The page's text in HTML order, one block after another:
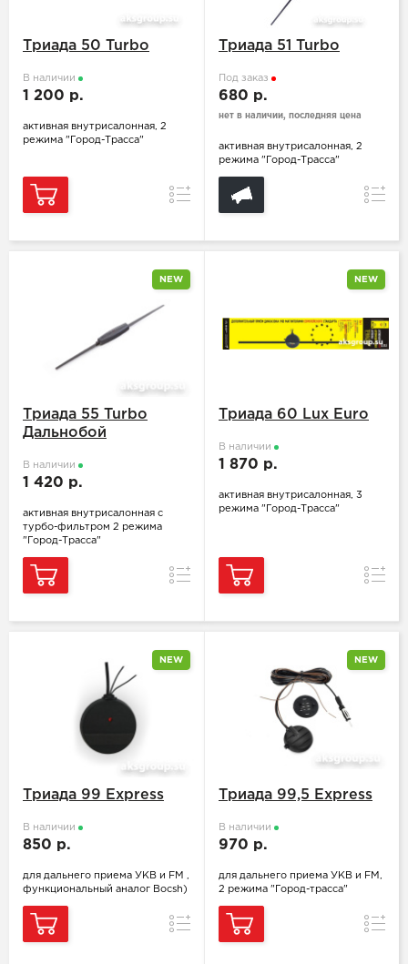
Триада 50 Turbo
В наличии
1 200 р.
активная внутрисалонная, 2
режима "Город-Трасса"
Сравнение
Триада 51 Turbo
Под заказ
680 р.
нет в наличии, последняя цена
активная внутрисалонная, 2
режима "Город-Трасса"
NEW
Триада 55 Turbo
Дальнобой
В наличии
1 420 р.
активная внутрисалонная с
турбо-фильтром 2 режима
"Город-Трасса"
Сравнение
NEW
Триада 60 Lux Euro
В наличии
1 870 р.
активная внутрисалонная, 3
режима "Город-Трасса"
NEW
Триада 99 Express
В наличии
850 р.
для дальнего приема УКВ и FM ,
функциональный аналог Bocsh)
Сравнение
NEW
Триада 99,5 Express
В наличии
970 р.
для дальнего приема УКВ и FM,
2 режима "Город-трасса"